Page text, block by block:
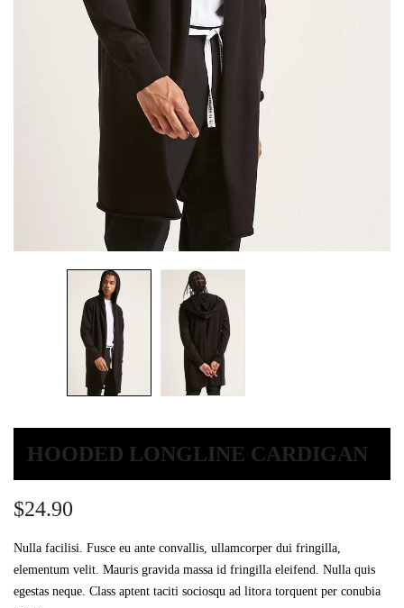
HOODED LONGLINE CARDIGAN
$24.90
Nulla facilisi. Fusce eu ante convallis, ullamcorper dui fringilla,
elementum velit. Mauris gravida massa id fringilla eleifend. Nulla quis
egestas neque. Class aptent taciti sociosqu ad litora torquent per conubia